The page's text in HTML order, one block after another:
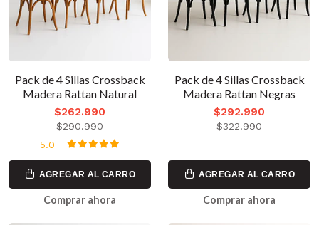
Pack de 4 Sillas Crossback
Madera Rattan Natural
$262.990
$290.990
5.0
AGREGAR AL CARRO
Comprar ahora
Pack de 4 Sillas Crossback
Madera Rattan Negras
$292.990
$322.990
AGREGAR AL CARRO
Comprar ahora